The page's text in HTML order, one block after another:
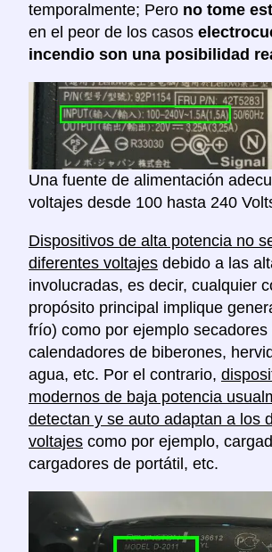
temporalmente; Pero no tome
en el peor de los casos
incendio son una posibilidad
Una fuente de alimentación
voltajes desde 100 hasta 240
Dispositivos de alta potencia no
diferentes voltajes debido a las
involucradas, es decir, cualquier
propósito principal implique
frío) como por ejemplo secadores
calendadores de biberones,
agua, etc. Por el contrario,
modernos de baja potencia
detectan y se auto adaptan a los
voltajes como por ejemplo,
cargadores de portátil, etc.